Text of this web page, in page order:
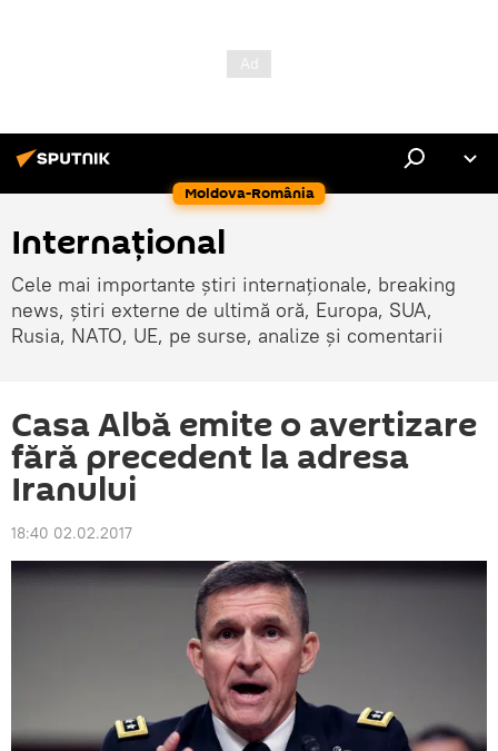
Moldova-România
Internaţional
Cele mai importante știri internaționale, breaking
news, știri externe de ultimă oră, Europa, SUA,
Rusia, NATO, UE, pe surse, analize și comentarii
Casa Albă emite o avertizare
fără precedent la adresa
Iranului
18:40 02.02.2017